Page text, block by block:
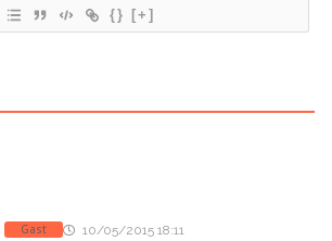
{} [+]
Gast 10/05/2015 18:11